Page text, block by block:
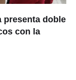
presenta doble
con la